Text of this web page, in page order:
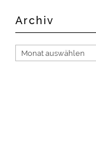
Archiv
Archiv